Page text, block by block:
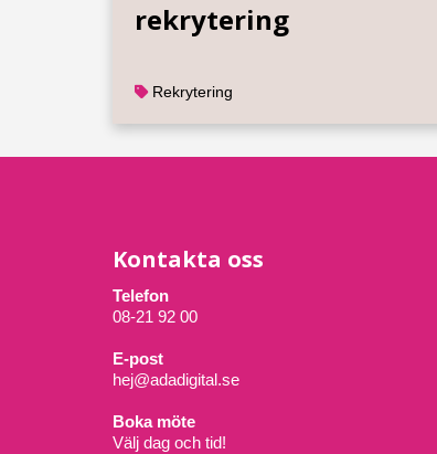
rekrytering
Rekrytering
Kontakta oss
Telefon
08-21 92 00
E-post
hej@adadigital.se
Boka möte
Välj dag och tid!